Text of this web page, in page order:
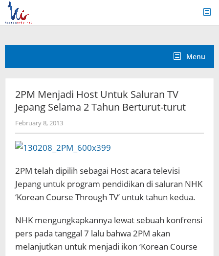
Skip
content
Menu
2PM Menjadi Host Untuk Saluran TV
Jepang Selama 2 Tahun Berturut-turut
February 8, 2013by
Koreanindo
2PM telah dipilih sebagai Host acara televisi
Jepang untuk program pendidikan di saluran NHK
‘Korean Course Through TV’ untuk tahun kedua.
NHK mengungkapkannya lewat sebuah konfrensi
pers pada tanggal 7 lalu bahwa 2PM akan
melanjutkan untuk menjadi ikon ‘Korean Course